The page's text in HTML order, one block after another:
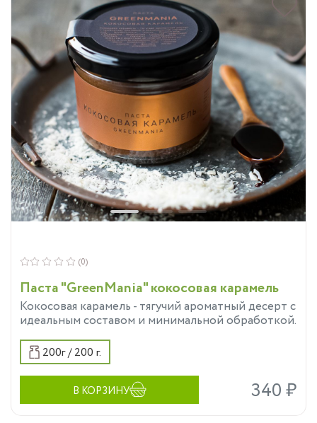
Паста "GreenMania" кокосовая карамель
Кокосовая карамель - тягучий ароматный десерт с
идеальным составом и минимальной обработкой.
(0)
200г / 200 г.
В КОРЗИНУ 340 ₽